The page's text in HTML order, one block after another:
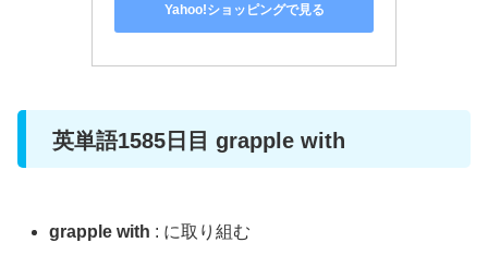
Yahoo!ショッピングで見る
英単語1585日目 grapple with
grapple with : に取り組む